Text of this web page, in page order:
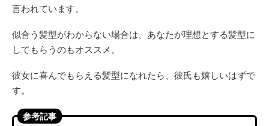
言われています。
似合う髪型がわからない場合は、あなたが理想とする髪型に
してもらうのもオススメ。
彼女に喜んでもらえる髪型になれたら、彼氏も嬉しいはずで
す。
参考記事